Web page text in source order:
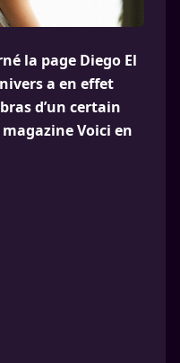
la page Diego El
a en effet
d’un certain
Voici en